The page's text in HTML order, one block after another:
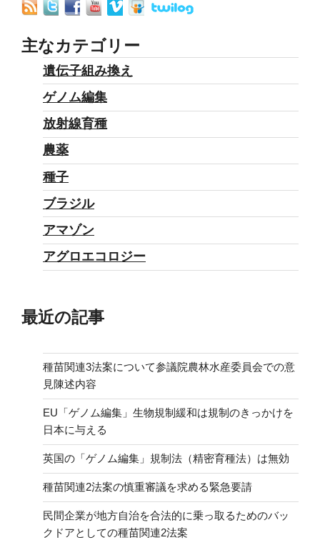
主なカテゴリー
遺伝子組み換え
ゲノム編集
放射線育種
農薬
種子
ブラジル
アマゾン
アグロエコロジー
最近の記事
種苗関連3法案について参議院農林水産委員会での意
見陳述内容
EU「ゲノム編集」生物規制緩和は規制のきっかけを
日本に与える
英国の「ゲノム編集」規制法（精密育種法）は無効
種苗関連2法案の慎重審議を求める緊急要請
民間企業が地方自治を合法的に乗っ取るためのバッ
クドアとしての種苗関連2法案